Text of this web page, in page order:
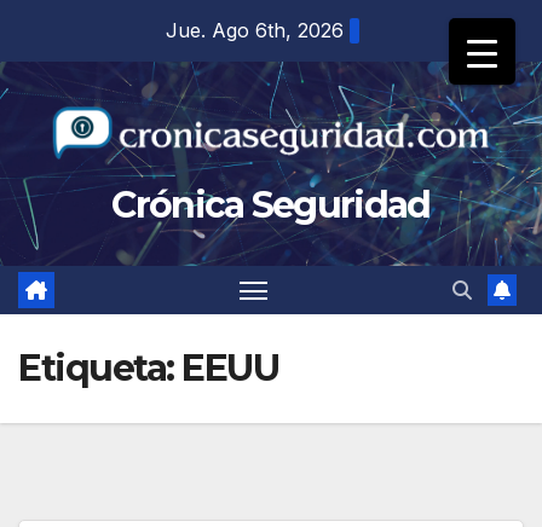
contenido
Jue. Ago 6th, 2026
Crónica Seguridad
Etiqueta: EEUU